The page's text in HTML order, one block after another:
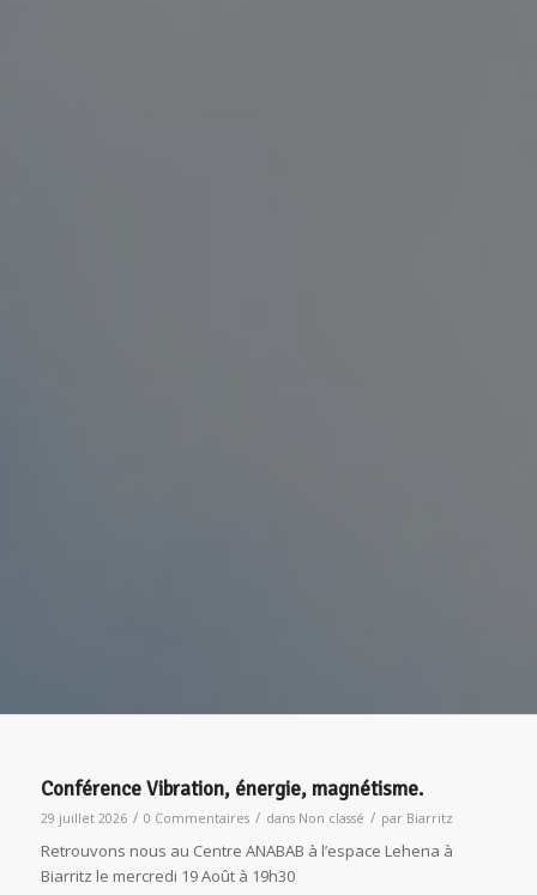
Conférence Vibration, énergie, magnétisme.
29 juillet 2026 / 0 Commentaires / dans Non classé / par Biarritz
Retrouvons nous au Centre ANABAB à l’espace Lehena à
Biarritz le mercredi 19 Août à 19h30